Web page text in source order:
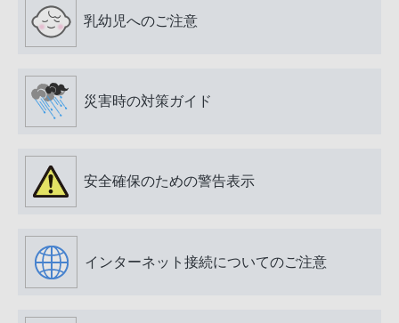
乳幼児へのご注意
災害時の対策ガイド
安全確保のための警告表示
インターネット接続についてのご注意